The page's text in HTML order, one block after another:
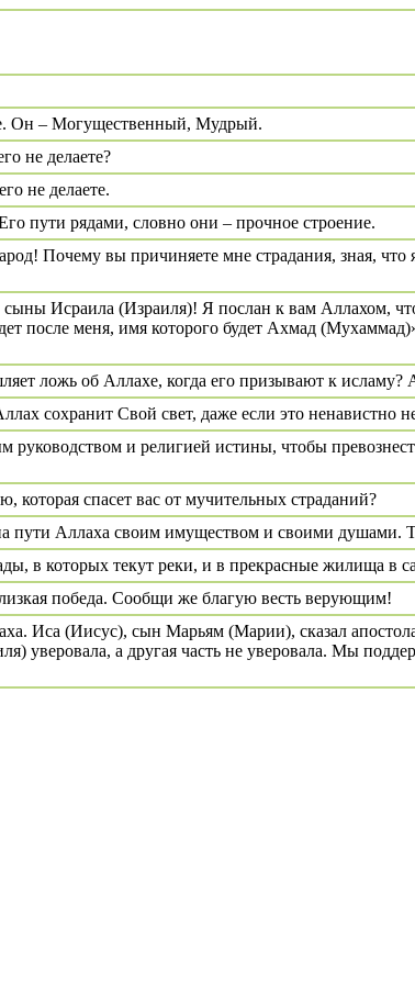
Он – Могущественный, Мудрый.
не делаете?
не делаете.
пути рядами, словно они – прочное строение.
Почему вы причиняете мне страдания, зная,
Исраила (Израиля)! Я послан к вам Аллахом,
после меня, имя которого будет Ахмад
ложь об Аллахе, когда его призывают к
сохранит Свой свет, даже если это ненавистно
и религией истины, чтобы
которая спасет вас от мучительных страданий?
пути Аллаха своим имуществом и своими душами.
в которых текут реки, и в прекрасные жилища в
победа. Сообщи же благую весть верующим!
Иса (Иисус), сын Марьям (Марии), сказал
уверовала, а другая часть не уверовала. Мы